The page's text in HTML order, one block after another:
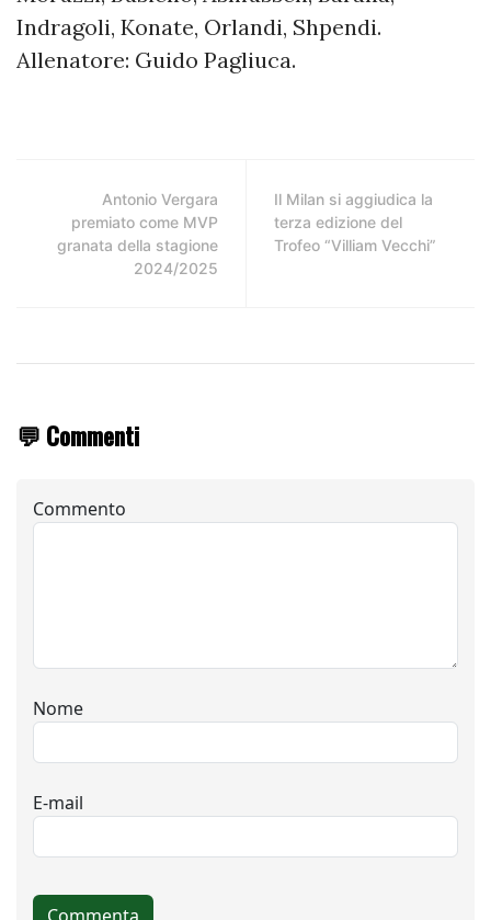
Indragoli, Konate, Orlandi, Shpendi.
Allenatore: Guido Pagliuca.
Antonio Vergara
premiato come MVP
granata della stagione
2024/2025
Il Milan si aggiudica la
terza edizione del
Trofeo “Villiam Vecchi”
💬 Commenti